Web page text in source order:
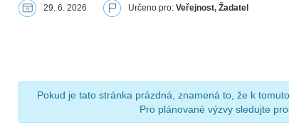
29. 6. 2026 Určeno pro:Veřejnost, Žadatel
Pokud je tato stránka prázdná, znamená to, že k
Pro plánované výzvy sledujte